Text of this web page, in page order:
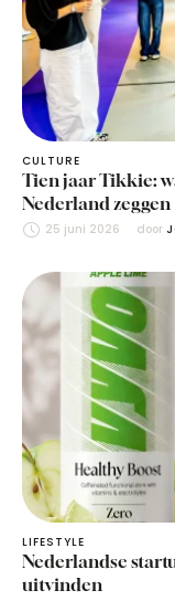
CULTURE
Tien jaar Tikkie:
Nederland zeggen
25 juni 2026 door
LIFESTYLE
Nederlandse
uitvinden